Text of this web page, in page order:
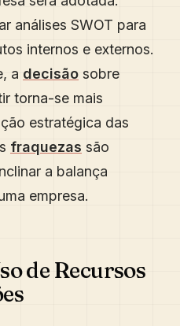
análises SWOT para
internos e externos.
a decisão sobre
torna-se mais
estratégica das
fraquezas são
a balança
empresa.
de Recursos